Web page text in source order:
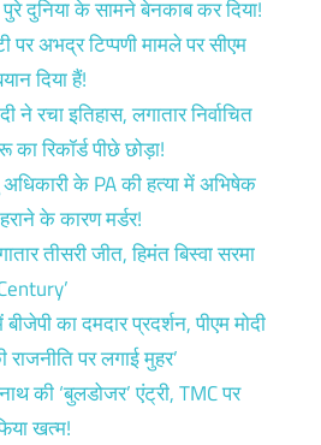
दुनिया के सामने बेनकाब कर दिया!
अभद्र टिप्पणी मामले पर सीएम
दिया हैं!
ने रचा इतिहास, लगातार निर्वाचित
रिकॉर्ड पीछे छोड़ा!
के PA की हत्या में अभिषेक
के कारण मर्डर!
तीसरी जीत, हिमंत बिस्वा सरमा
का दमदार प्रदर्शन, पीएम मोदी
पर लगाई मुहर’
की ‘बुलडोजर’ एंट्री, TMC पर
खत्म!